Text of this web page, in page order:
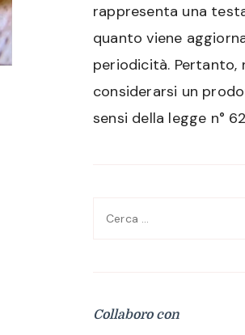
rappresenta una
quanto viene
periodicità. Pertanto,
considerarsi un
sensi della legge n°
Ricerca
Collaboro con